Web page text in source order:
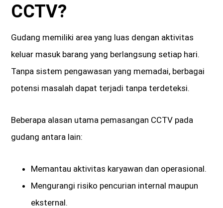
CCTV?
Gudang memiliki area yang luas dengan aktivitas
keluar masuk barang yang berlangsung setiap hari.
Tanpa sistem pengawasan yang memadai, berbagai
potensi masalah dapat terjadi tanpa terdeteksi.
Beberapa alasan utama pemasangan CCTV pada
gudang antara lain:
Memantau aktivitas karyawan dan operasional.
Mengurangi risiko pencurian internal maupun
eksternal.